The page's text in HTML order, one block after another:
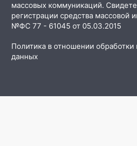
массовых коммуникаций.
регистрации средства массовой
№ФС 77 - 61045 от 05.03.2015
Политика в отношении
данных